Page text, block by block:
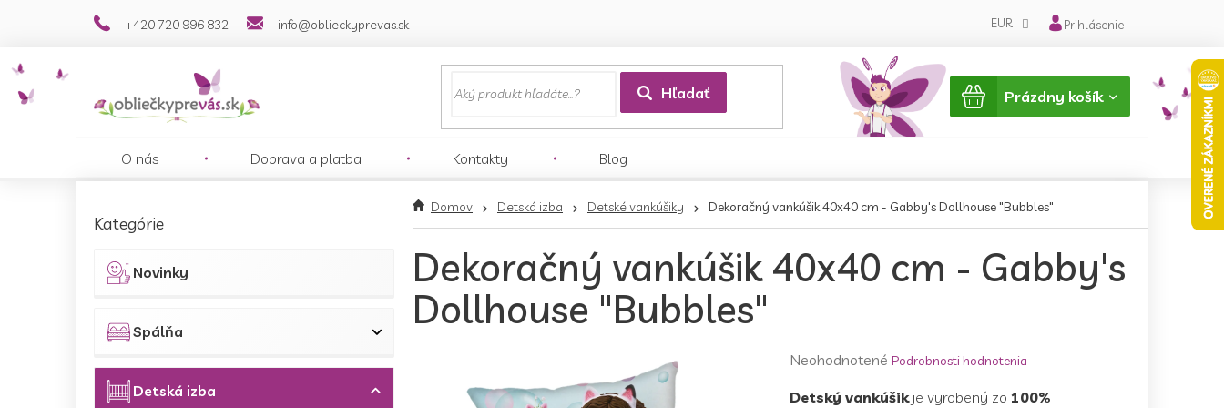
+420 720 996 832 info@oblieckyprevas.sk EUR Prihlásenie
Hľadať
Nákupný
košík
Prázdny košík
O nás Doprava a platba Kontakty Blog
kategórie
Kategórie
Novinky
Spálňa
Detská izba
Domov Detská izba Detské vankúšiky Dekoračný vankúšik 40x40 cm - Gabby's Dollhouse "Bubbles"
Dekoračný vankúšik 40x40 cm - Gabby's
Dollhouse "Bubbles"
Priemerné
produktu
Neohodnotené Podrobnosti hodnotenia
Detský vankúšikje vyrobený zo 100%